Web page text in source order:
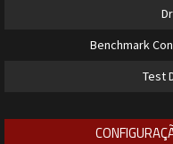
Benchmark
Test